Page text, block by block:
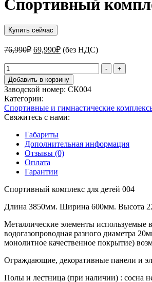
Спортивный
Купить сейчас
76,990₽ Первоначальная
составляла
76,990₽.
69,990₽Текущая
цена:
(без НДС)
Количество
товара
Спортивный
комплекс
для
детей
004
-
+
Добавить в корзину
Заводской номер: СК004
Категории:
Спортивные и гимнастические
Свяжитесь с нами:
Габариты
Дополнительная информация
Отзывы (0)
Оплата
Гарантии
Спортивный комплекс для детей 004
Длина 3850мм. Ширина 600мм. Высота
Металлические элементы используемые
водогазопроводная разного диаметра
монолитное качественное покрытие)
Ограждающие, декоративные панели и
Полы и лестница (при наличии) : сосна